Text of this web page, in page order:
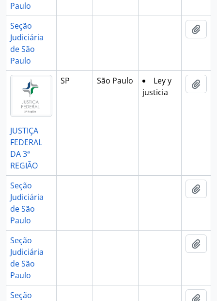
Paulo
Seção
Judiciária
de São
Paulo
JUSTIÇA
FEDERAL
DA 3ª
REGIÃO
SP São Paulo
Ley y
justicia
Seção
Judiciária
de São
Paulo
Seção
Judiciária
de São
Paulo
Seção